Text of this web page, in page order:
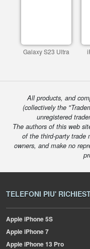
Galaxy S23 Ultra
All products, and
(collectively the
unregistered
The authors of this web
of the third-party trade
owners, and make no
TELEFONI PIU'
AppleiPhone 5S
AppleiPhone 7
AppleiPhone 13 Pro